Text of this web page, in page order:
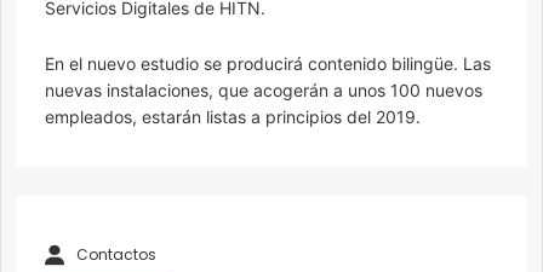
Servicios Digitales de HITN.
En el nuevo estudio se producirá contenido bilingüe. Las
nuevas instalaciones, que acogerán a unos 100 nuevos
empleados, estarán listas a principios del 2019.
Contactos